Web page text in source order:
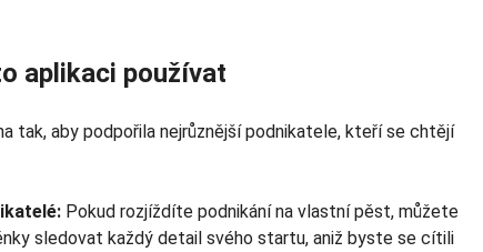
aplikaci používat
tak, aby podpořila nejrůznější podnikatele, kteří se chtějí
Pokud rozjíždíte podnikání na vlastní pěst, můžete
sledovat každý detail svého startu, aniž byste se cítili